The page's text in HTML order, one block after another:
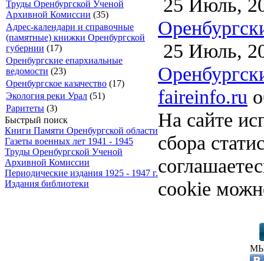
Труды Оренбургской Ученой
Архивной Комиссии (35)
Адрес-календари и справочные
(памятные) книжки Оренбургской
губернии (17)
Оренбургские епархиальные
ведомости (23)
Оренбургское казачество (17)
Экология реки Урал (51)
Раритеты (3)
Быстрый поиск
Книги Памяти Оренбургской области
Газеты военных лет 1941 - 1945
Труды Оренбургской Ученой
Архивной Комиссии
Периодические издания 1925 - 1947 г.
Издания библиотеки
25 Июль,
25 Июль,
faireinfo.ru
На сайте
сбора
cookie